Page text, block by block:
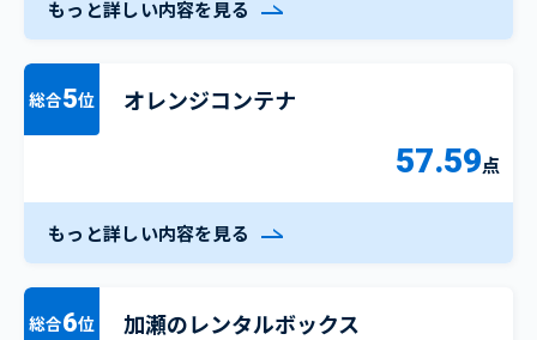
もっと詳しい内容を見る
総合5位 オレンジコンテナ
57.59点
もっと詳しい内容を見る
総合6位 加瀬のレンタルボックス